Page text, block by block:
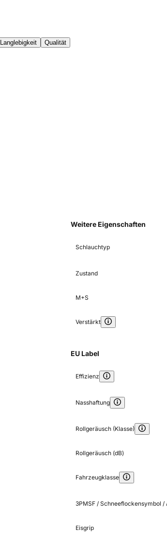
Langlebigkeit
Qualität
Weitere Eigenschaften
Schlauchtyp
Zustand
M+S
Verstärkt
EU Label
Effizienz
Nasshaftung
Rollgeräusch (Klasse)
Rollgeräusch (dB)
Fahrzeugklasse
3PMSF / Schneeflockensymbol /
Eisgrip